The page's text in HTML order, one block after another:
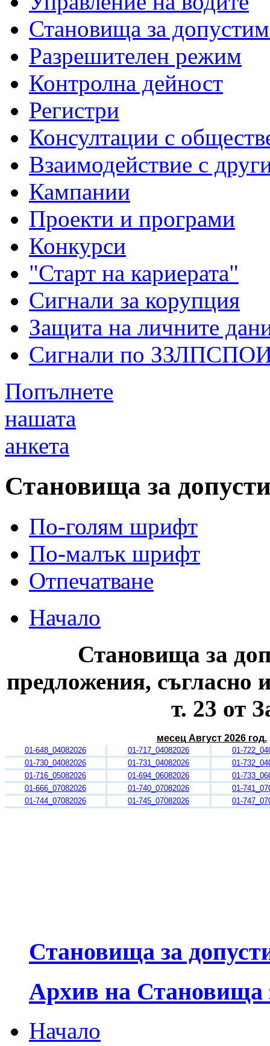
Становища за
Разрешителен режим
Контролна дейност
Регистри
Консултации с
Взаимодействие с
Кампании
Проекти и програми
Конкурси
"Старт на кариерата"
Сигнали за корупция
Защита на личните
Сигнали по
Попълнете
нашата
анкета
Становища за
По-голям шрифт
По-малък шрифт
Отпечатване
Начало
Становища за
предложения, съгласно
т. 23 от
месец Август 2026 год.
01-648_04082026 01-717_04082026
01-
01-730_04082026
01-731_04082026
01-
01-716_05082026
01-694_06082026
01-
01-666_07082026
01-740_07082026
01-
01-744_07082026
01-745_07082026 01-
Становища за
Архив на Становища
Начало